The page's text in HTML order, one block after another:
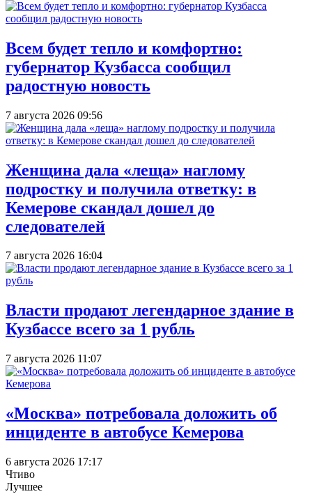
Всем будет тепло и комфортно:
губернатор Кузбасса сообщил
радостную новость
7 августа 2026 09:56
Женщина дала «леща» наглому
подростку и получила ответку: в
Кемерове скандал дошел до
следователей
7 августа 2026 16:04
Власти продают легендарное здание в
Кузбассе всего за 1 рубль
7 августа 2026 11:07
«Москва» потребовала доложить об
инциденте в автобусе Кемерова
6 августа 2026 17:17
Чтиво
Лучшее